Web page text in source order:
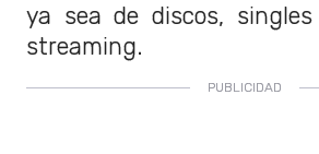
ya sea de discos,
streaming.